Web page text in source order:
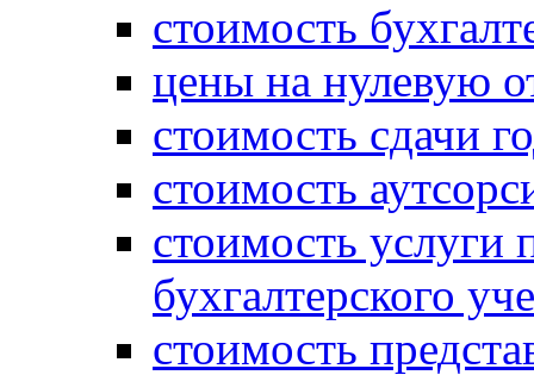
стоимость
цены на нулевую
стоимость сдачи
стоимость
стоимость услуги
бухгалтерского
стоимость